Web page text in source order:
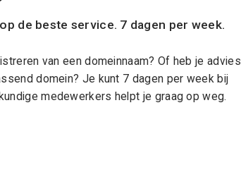
de beste service. 7 dagen per week.
van een domeinnaam? Of heb je advies
domein? Je kunt 7 dagen per week bij
medewerkers helpt je graag op weg.